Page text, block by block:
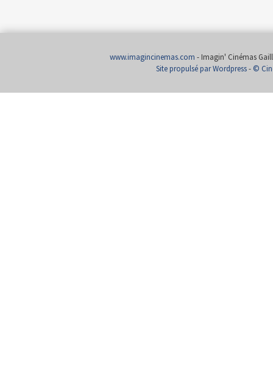
www.imagincinemas.com - Imagin' Cinémas
Site propulsé par Wordpress- ©